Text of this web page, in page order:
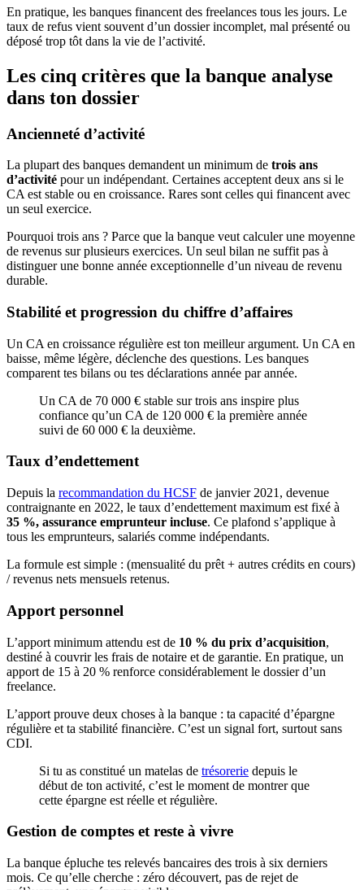
En pratique, les banques financent des freelances tous les jours. Le
taux de refus vient souvent d’un dossier incomplet, mal présenté ou
déposé trop tôt dans la vie de l’activité.
Les cinq critères que la banque analyse
dans ton dossier
Ancienneté d’activité
La plupart des banques demandent un minimum de trois ans
d’activité pour un indépendant. Certaines acceptent deux ans si le
CA est stable ou en croissance. Rares sont celles qui financent avec
un seul exercice.
Pourquoi trois ans ? Parce que la banque veut calculer une moyenne
de revenus sur plusieurs exercices. Un seul bilan ne suffit pas à
distinguer une bonne année exceptionnelle d’un niveau de revenu
durable.
Stabilité et progression du chiffre d’affaires
Un CA en croissance régulière est ton meilleur argument. Un CA en
baisse, même légère, déclenche des questions. Les banques
comparent tes bilans ou tes déclarations année par année.
Un CA de 70 000 € stable sur trois ans inspire plus
confiance qu’un CA de 120 000 € la première année
suivi de 60 000 € la deuxième.
Taux d’endettement
Depuis la recommandation du HCSF de janvier 2021, devenue
contraignante en 2022, le taux d’endettement maximum est fixé à
35 %, assurance emprunteur incluse. Ce plafond s’applique à
tous les emprunteurs, salariés comme indépendants.
La formule est simple : (mensualité du prêt + autres crédits en cours)
/ revenus nets mensuels retenus.
Apport personnel
L’apport minimum attendu est de 10 % du prix d’acquisition,
destiné à couvrir les frais de notaire et de garantie. En pratique, un
apport de 15 à 20 % renforce considérablement le dossier d’un
freelance.
L’apport prouve deux choses à la banque : ta capacité d’épargne
régulière et ta stabilité financière. C’est un signal fort, surtout sans
CDI.
Si tu as constitué un matelas de trésorerie depuis le
début de ton activité, c’est le moment de montrer que
cette épargne est réelle et régulière.
Gestion de comptes et reste à vivre
La banque épluche tes relevés bancaires des trois à six derniers
mois. Ce qu’elle cherche : zéro découvert, pas de rejet de